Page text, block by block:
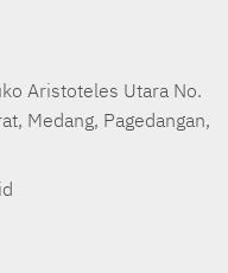
Aristoteles Utara No.
Medang, Pagedangan,